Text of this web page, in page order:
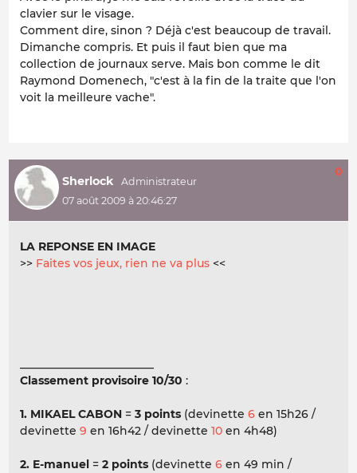
clavier sur le visage.
Comment dire, sinon ? Déjà c'est beaucoup de travail.
Dimanche compris. Et puis il faut bien que ma
collection de journaux serve. Mais bon comme le dit
Raymond Domenech, "c'est à la fin de la traite que l'on
voit la meilleure vache".
Sherlock
07 août 2009 à 20:46:27
0
LA REPONSE EN IMAGE
>> Faites vos jeux, rien ne va plus <<
Classement provisoire 10/30 :
1. MIKAEL CABON = 3 points (devinette 6 en 15h26 /
devinette 9 en 16h42 / devinette 10 en 4h48)
2. E-manuel = 2 points (devinette 6 en 49 min /